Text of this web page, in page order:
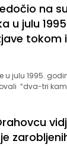
na
u julu
tokom
u julu 1995.
“dva-tri